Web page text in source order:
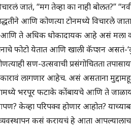
जातं, “मग तेव्हा का नाही बोलत?”
आणि कोणत्या टोनमध्ये विचारले
आणि ते अधिक धोकादायक आहे असं मला
फोटो येतात आणि खाली कॅप्शन असतं-
सण-उत्सवाची प्रसंगोचितता
लागणार आहेच. असं असताना
भरपूर फटाके कोंबायचे आणि ते
केव्हा परिपक्व होणार आहोत?
व्यवस्थापन कसं करायचं हे आता